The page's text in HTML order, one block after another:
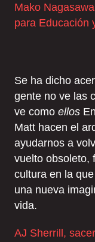
Mako
para Educación
Se ha dicho
gente no ve las
ve como ellos
Matt hacen el
ayudarnos a
vuelto obsoleto,
cultura en la
una nueva
vida.
AJ Sherrill,